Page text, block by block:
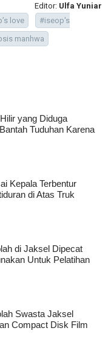
Editor: Ulfa Yuniar
love
#iseop's
manhwa
yang Diduga
Tuduhan Karena
Kepala Terbentur
di Atas Truk
di Jaksel Dipecat
Untuk Pelatihan
Swasta Jaksel
Compact Disk Film